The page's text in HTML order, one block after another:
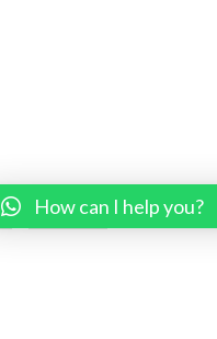
Sofa
How can I help you?